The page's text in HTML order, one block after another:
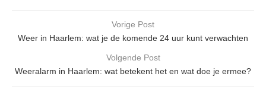
Vorige Post
Weer in Haarlem: wat je de komende 24 uur kunt verwachten
Volgende Post
Weeralarm in Haarlem: wat betekent het en wat doe je ermee?